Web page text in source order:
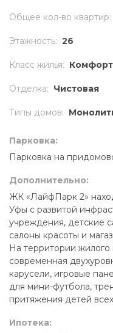
Общее кол-во квартир:
Этажность: 26
Класс жилья: Комфорт
Отделка: Чистовая
Типы домов:
Парковка:
Парковка на
Дополнительно:
ЖК «ЛайфПарк 2»
Уфы с развитой
учреждения, детские
салоны красоты и
На территории жилого
современная
карусели, игровые
для мини-футбола,
притяжения детей
Ипотека: